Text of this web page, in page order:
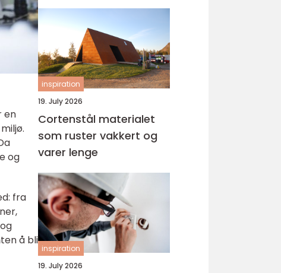
en
og
fra
å bli
inspiration
19. July 2026
Cortenstål materialet
som ruster vakkert og
varer lenge
inspiration
19. July 2026